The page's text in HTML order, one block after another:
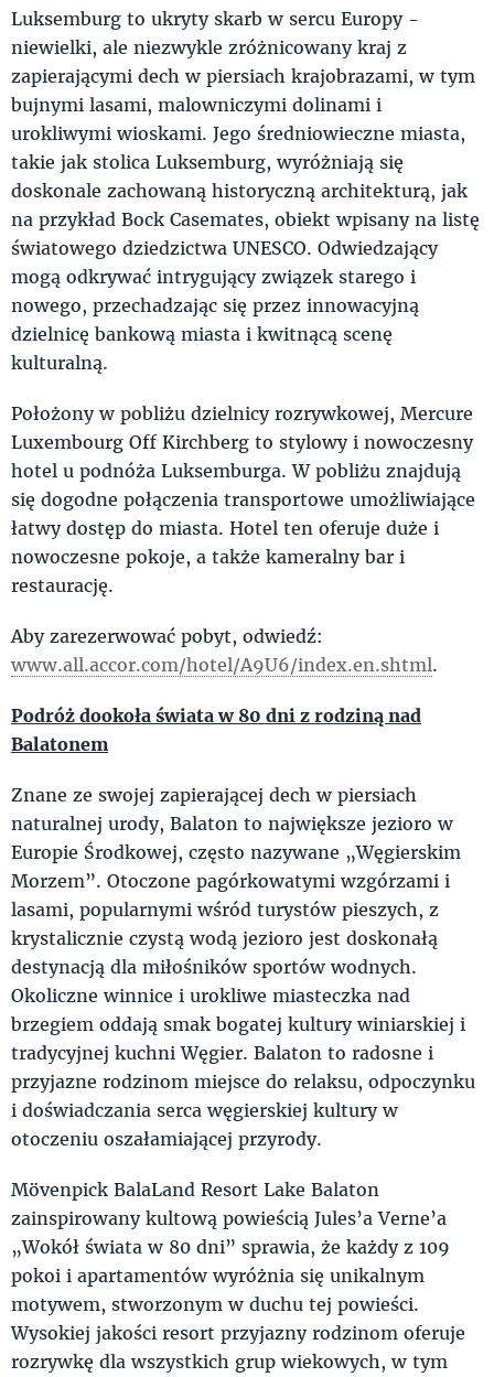
Luksemburg to ukryty skarb w sercu Europy -
niewielki, ale niezwykle zróżnicowany kraj z
zapierającymi dech w piersiach krajobrazami, w tym
bujnymi lasami, malowniczymi dolinami i
urokliwymi wioskami. Jego średniowieczne miasta,
takie jak stolica Luksemburg, wyróżniają się
doskonale zachowaną historyczną architekturą, jak
na przykład Bock Casemates, obiekt wpisany na listę
światowego dziedzictwa UNESCO. Odwiedzający
mogą odkrywać intrygujący związek starego i
nowego, przechadzając się przez innowacyjną
dzielnicę bankową miasta i kwitnącą scenę
kulturalną.
Położony w pobliżu dzielnicy rozrywkowej, Mercure
Luxembourg Off Kirchberg to stylowy i nowoczesny
hotel u podnóża Luksemburga. W pobliżu znajdują
się dogodne połączenia transportowe umożliwiające
łatwy dostęp do miasta. Hotel ten oferuje duże i
nowoczesne pokoje, a także kameralny bar i
restaurację.
Aby zarezerwować pobyt, odwiedź:
www.all.accor.com/hotel/A9U6/index.en.shtml.
Podróż dookoła świata w 80 dni z rodziną nad
Balatonem
Znane ze swojej zapierającej dech w piersiach
naturalnej urody, Balaton to największe jezioro w
Europie Środkowej, często nazywane „Węgierskim
Morzem”. Otoczone pagórkowatymi wzgórzami i
lasami, popularnymi wśród turystów pieszych, z
krystalicznie czystą wodą jezioro jest doskonałą
destynacją dla miłośników sportów wodnych.
Okoliczne winnice i urokliwe miasteczka nad
brzegiem oddają smak bogatej kultury winiarskiej i
tradycyjnej kuchni Węgier. Balaton to radosne i
przyjazne rodzinom miejsce do relaksu, odpoczynku
i doświadczania serca węgierskiej kultury w
otoczeniu oszałamiającej przyrody.
Mövenpick BalaLand Resort Lake Balaton
zainspirowany kultową powieścią Jules’a Verne’a
„Wokół świata w 80 dni” sprawia, że każdy z 109
pokoi i apartamentów wyróżnia się unikalnym
motywem, stworzonym w duchu tej powieści.
Wysokiej jakości resort przyjazny rodzinom oferuje
rozrywkę dla wszystkich grup wiekowych, w tym